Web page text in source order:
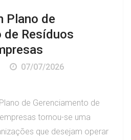
Plano de
de Resíduos
07/07/2026
de Gerenciamento de
tornou-se uma
que desejam operar